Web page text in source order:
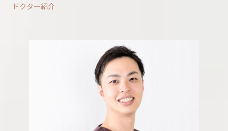
ドクター紹介